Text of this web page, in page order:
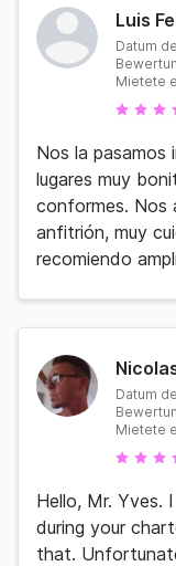
Luis
Datum
Mietete
Nos la pasamos
lugares muy
conformes. Nos
anfitrión, muy
recomiendo
Datum
Mietete
Hello, Mr. Yves.
during your
that.